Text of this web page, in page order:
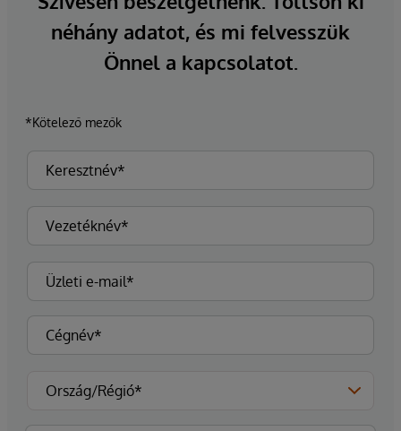
néhány adatot, és mi felvesszük
Önnel a kapcsolatot.
*Kötelező mezők